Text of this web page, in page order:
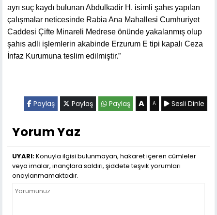
ayrı suç kaydı bulunan Abdulkadir H. isimli şahıs yapılan
çalışmalar neticesinde Rabia Ana Mahallesi Cumhuriyet
Caddesi Çifte Minareli Medrese önünde yakalanmış olup
şahıs adli işlemlerin akabinde Erzurum E tipi kapalı Ceza
İnfaz Kurumuna teslim edilmiştir.”
Paylaş Paylaş Paylaş A A Sesli Dinle
Yorum Yaz
UYARI:Konuyla ilgisi bulunmayan, hakaret içeren cümleler
veya imalar, inançlara saldırı, şiddete teşvik yorumları
onaylanmamaktadır.